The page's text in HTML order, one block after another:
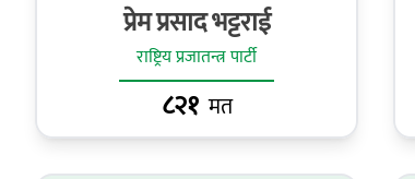
प्रेम प्रसाद भट्टराई
राष्ट्रिय प्रजातन्त्र पार्टी
८२१ मत